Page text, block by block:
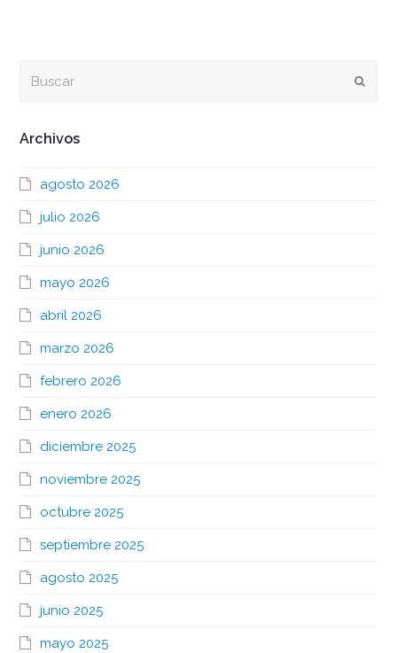
Archivos
agosto 2026
julio 2026
junio 2026
mayo 2026
abril 2026
marzo 2026
febrero 2026
enero 2026
diciembre 2025
noviembre 2025
octubre 2025
septiembre 2025
agosto 2025
junio 2025
mayo 2025